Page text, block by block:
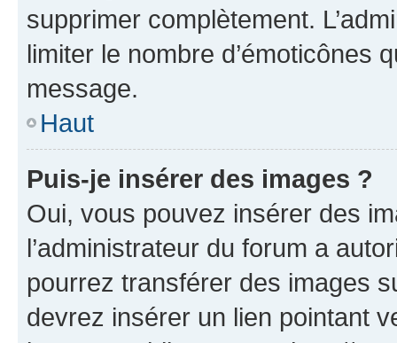
supprimer complètement.
limiter le nombre d’émoticônes
message.
Haut
Puis-je insérer des images ?
Oui, vous pouvez insérer des
l’administrateur du forum a
pourrez transférer des images
devrez insérer un lien pointant